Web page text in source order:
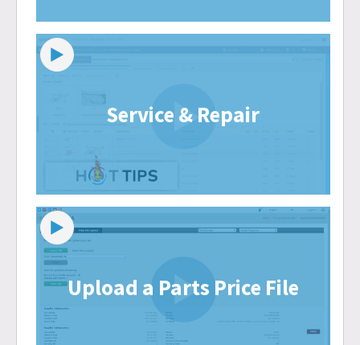
Service & Repair
Upload a Parts Price File